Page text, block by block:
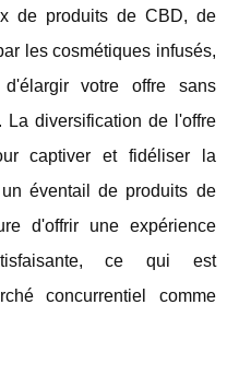
de produits de CBD, de
les cosmétiques infusés,
d'élargir votre offre sans
La diversification de l'offre
captiver et fidéliser la
éventail de produits de
d'offrir une expérience
ce qui est
concurrentiel comme